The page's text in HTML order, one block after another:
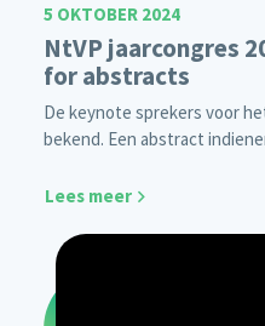
5 OKTOBER 2024
NtVP jaarcongres
for abstracts
De keynote sprekers voor
bekend. Een abstract
Lees meer